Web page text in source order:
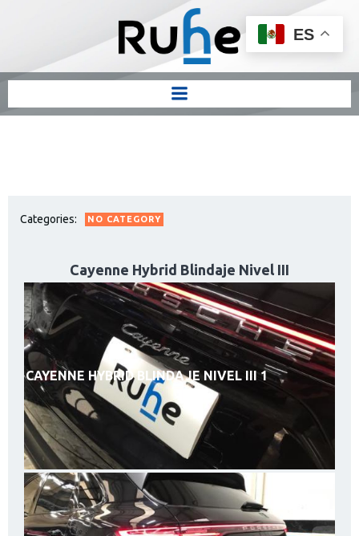
Categories: NO CATEGORY
Cayenne Hybrid Blindaje Nivel III
CAYENNE HYBRID BLINDAJE NIVEL III 1
ES